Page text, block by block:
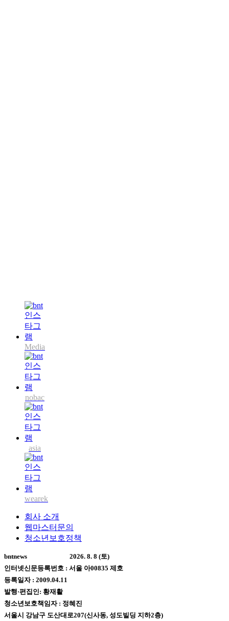
Media
nobac
asia
wearek
회사 소개
웹마스터문의
청소년보호정책
bntnews
2026. 8. 8 (토)
인터넷신문등록번호 : 서울 아00835 제호
등록일자 : 2009.04.11
발행·편집인: 황재활
청소년보호책임자 : 정혜진
서울시 강남구 도산대로207(신사동, 성도빌딩 지하2층)